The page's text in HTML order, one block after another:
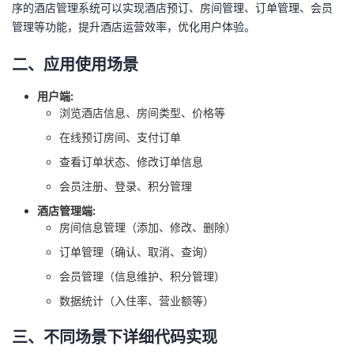
的
客
我
论
的
我
播
活
的
我
发
Programs
的
序的酒店管理系统可以实现酒店预订、房间管理、订单管理、会员
管理等功能，提升酒店运营效率，优化用户体验。
二、应用使用场景
用户端:
浏览酒店信息、房间类型、价格等
在线预订房间、支付订单
查看订单状态、修改订单信息
会员注册、登录、积分管理
酒店管理端:
房间信息管理（添加、修改、删除）
订单管理（确认、取消、查询）
会员管理（信息维护、积分管理）
数据统计（入住率、营业额等）
三、不同场景下详细代码实现